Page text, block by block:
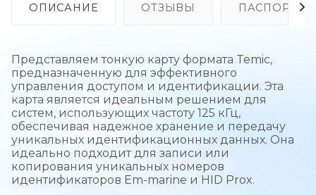
ОПИСАНИЕ ОТЗЫВЫ ПАСПОРТ
Представляем тонкую карту формата Temic,
предназначенную для эффективного
управления доступом и идентификации. Эта
карта является идеальным решением для
систем, использующих частоту 125 кГц,
обеспечивая надежное хранение и передачу
уникальных идентификационных данных. Она
идеально подходит для записи или
копирования уникальных номеров
идентификаторов Em-marine и HID Prox.